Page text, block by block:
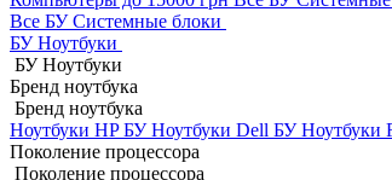
Все БУ Системные блоки
БУ Ноутбуки
БУ Ноутбуки
Бренд ноутбука
Бренд ноутбука
Ноутбуки HP БУНоутбуки Dell БУНоутбуки
Поколение процессора
Поколение процессора